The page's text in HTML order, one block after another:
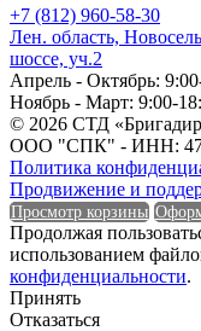
Количество в тонне
Количество в тонне
Количество в
Количество в упаковке
+7 (812) 960-58-30
Лен. область,
шоссе, уч.2
Апрель - Октябрь:
Ноябрь - Март: 9:00-
© 2026 СТД
ООО "СПК" - ИНН:
Политика
Продвижение и
Просмотр корзины
Продолжая
использованием
конфиденциальности.
Принять
Отказаться